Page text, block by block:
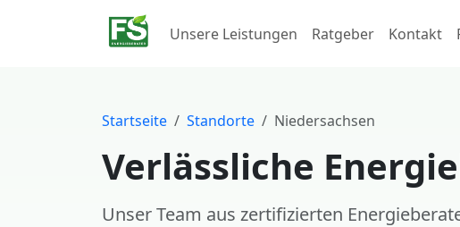
Unsere Leistungen Ratgeber Kontakt
Startseite Standorte Niedersachsen
Verlässliche
Unser Team aus zertifizierten